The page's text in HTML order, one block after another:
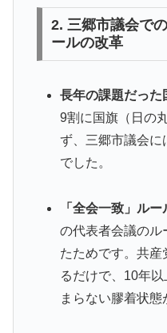
2. 三郷市議会で
ールの改革
長年の課題だった
9割に国旗（日の
ず、三郷市議会に
でした。
「全会一致」ルー
の代表者会議のル
たためです。共産
るだけで、10年
まらない膠着状態